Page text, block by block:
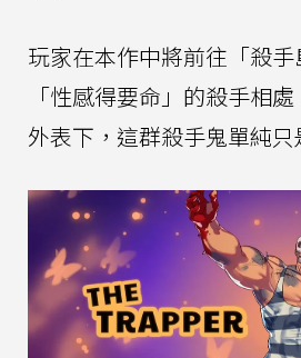
玩家在本作中將前往「殺手
「性感得要命」的殺手相
外表下，這群殺手鬼單純只